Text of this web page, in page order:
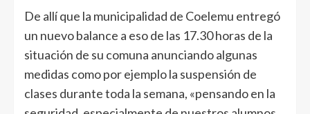
De allí que la municipalidad de Coelemu entregó
un nuevo balance a eso de las 17.30 horas de la
situación de su comuna anunciando algunas
medidas como por ejemplo la suspensión de
clases durante toda la semana, «pensando en la